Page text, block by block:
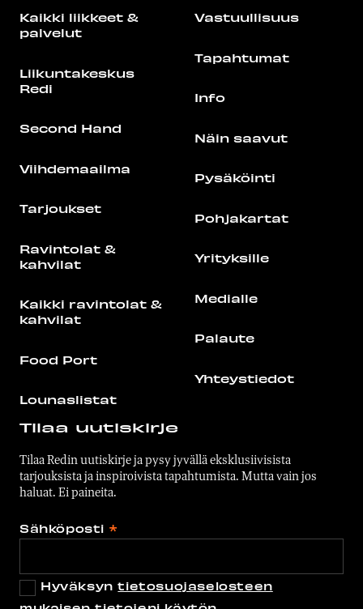
Kaikki liikkeet &
palvelut
Liikuntakeskus
Redi
Second Hand
Viihdemaailma
Tarjoukset
Ravintolat &
kahvilat
Kaikki ravintolat &
kahvilat
Food Port
Lounaslistat
Vastuullisuus
Tapahtumat
Info
Näin saavut
Pysäköinti
Pohjakartat
Yrityksille
Medialle
Palaute
Yhteystiedot
Tilaa uutiskirje
Tilaa Redin uutiskirje ja pysy jyvällä eksklusiivisista
tarjouksista ja inspiroivista tapahtumista. Mutta vain jos
haluat. Ei paineita.
Sähköposti *
Hyväksyntietosuojaselosteen